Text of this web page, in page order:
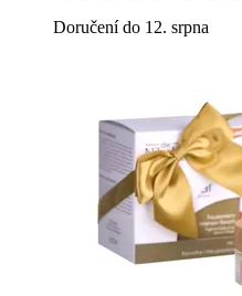
Doručení do 12. srpna